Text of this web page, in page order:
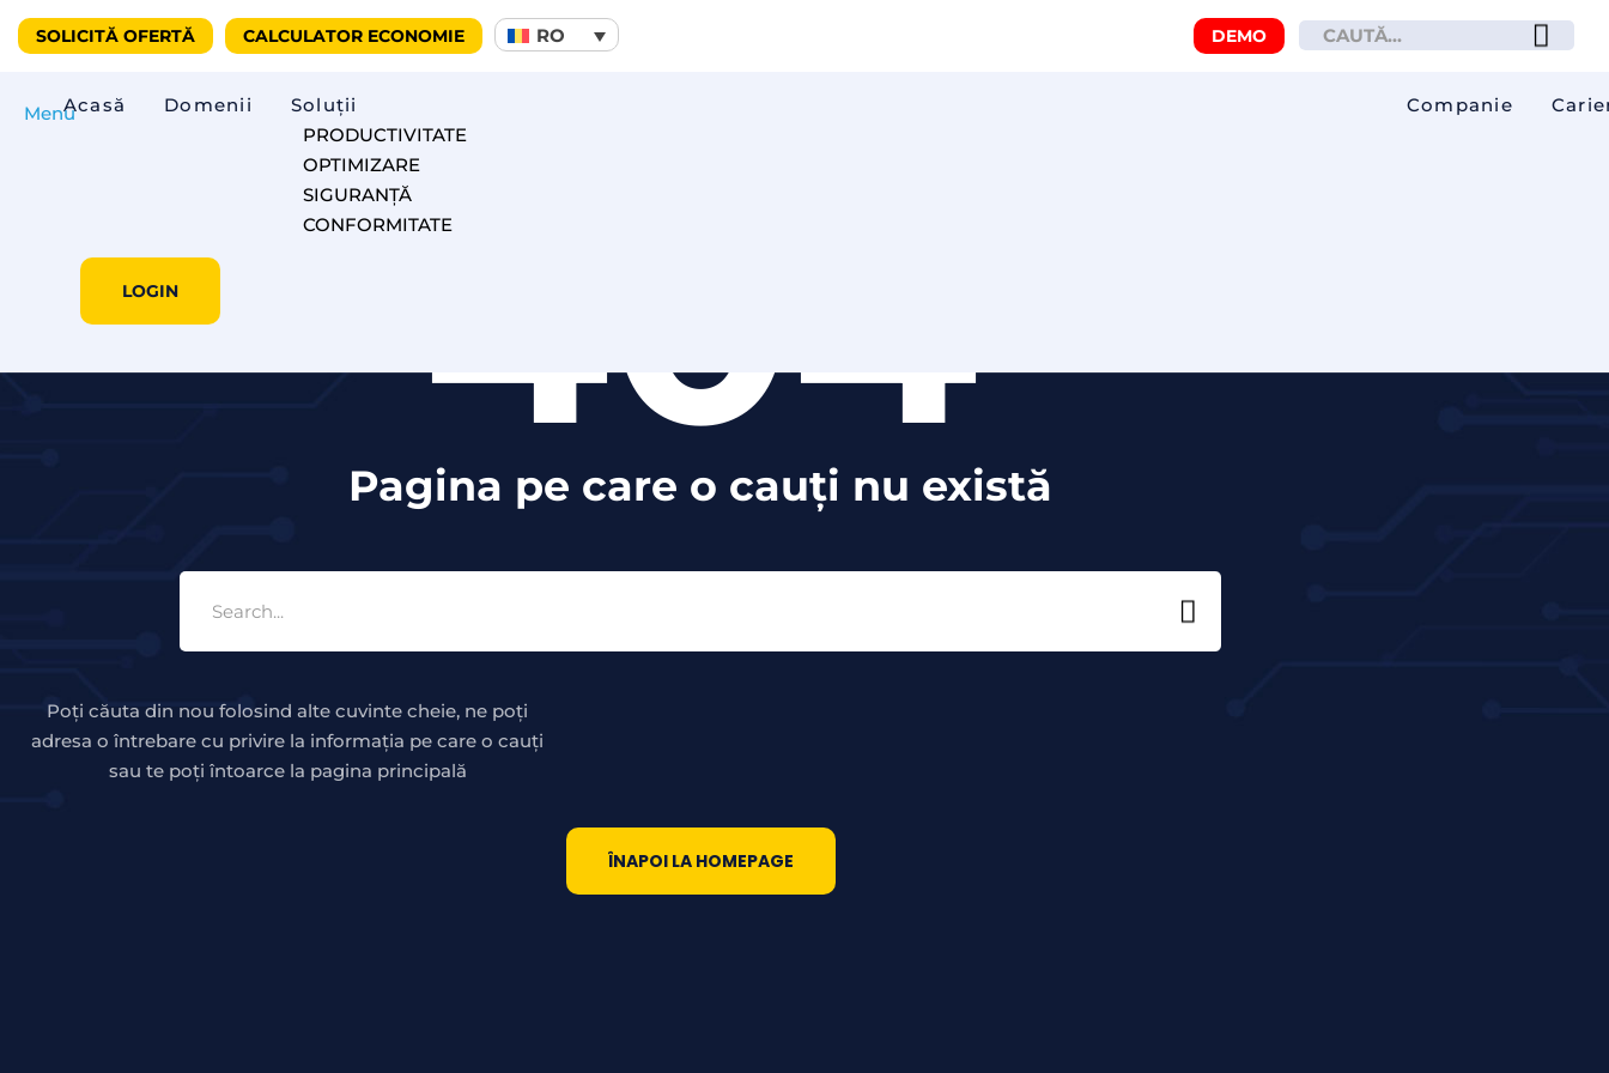
SOLICITĂ OFERTĂ CALCULATOR ECONOMIE RO DEMO
MenuAcasă Domenii
Soluții
PRODUCTIVITATE
OPTIMIZARE
SIGURANȚĂ
CONFORMITATE
Companie
LOGIN 404
Pagina pe care o cauți nu există
Poți căuta din nou folosind alte cuvinte cheie, ne poți
adresa o întrebare cu privire la informația pe care o cauți
sau te poți întoarce la pagina principală
ÎNAPOI LA HOMEPAGE